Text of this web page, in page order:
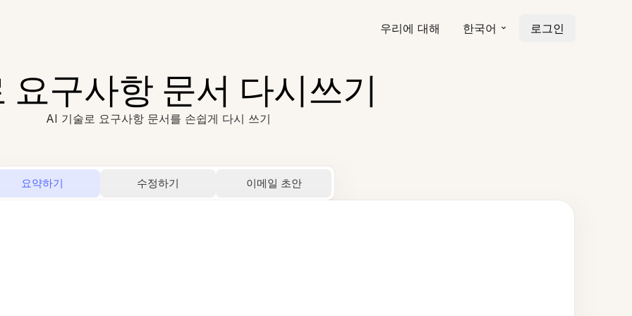
우리에 대해 한국어 로그인
요구사항 문서 다시쓰기
AI 기술로 요구사항 문서를 손쉽게 다시 쓰기
요약하기 수정하기 이메일 초안